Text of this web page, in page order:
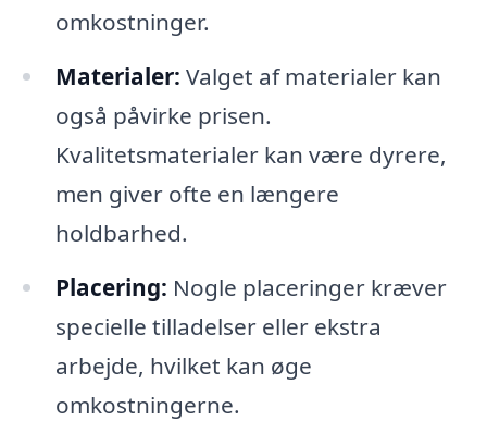
omkostninger.
Materialer: Valget af materialer kan
også påvirke prisen.
Kvalitetsmaterialer kan være dyrere,
men giver ofte en længere
holdbarhed.
Placering: Nogle placeringer kræver
specielle tilladelser eller ekstra
arbejde, hvilket kan øge
omkostningerne.